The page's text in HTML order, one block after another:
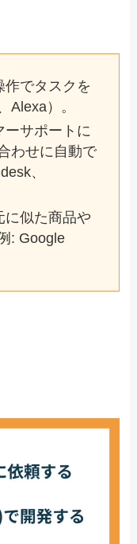
作でタスクを
Alexa）。
ーサポートに
わせに自動で
、
に似た商品や
: Google